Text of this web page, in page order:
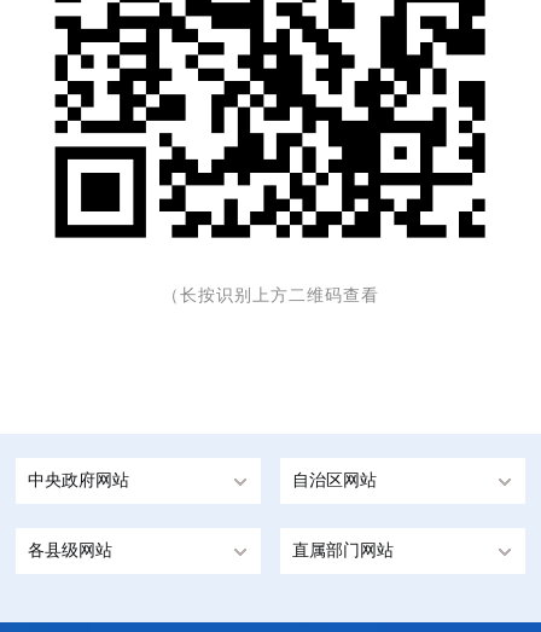
（长按识别上方二维码查看
中央政府网站 自治区网站
各县级网站 直属部门网站